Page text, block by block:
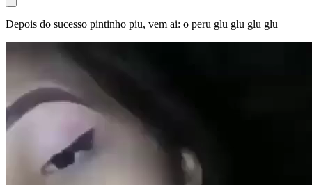
Depois do sucesso pintinho piu, vem ai: o peru glu glu glu glu